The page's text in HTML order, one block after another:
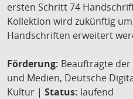
ersten Schritt 74
Kollektion wird zukünftig
Handschriften erweitert
Förderung: Beauftragte
und Medien, Deutsche
Kultur | Status: laufend